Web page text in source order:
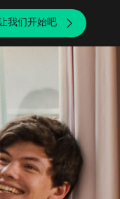
我们开始吧